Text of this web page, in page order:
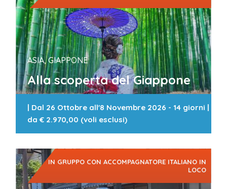
ASIA, GIAPPONE
Alla scoperta del Giappone
| Dal 26 Ottobre all'8 Novembre 2026 - 14 giorni |
da€ 2.970,00 (voli esclusi)
IN GRUPPO CON ACCOMPAGNATORE ITALIANO IN
LOCO